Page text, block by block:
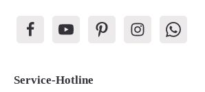
Service-Hotline